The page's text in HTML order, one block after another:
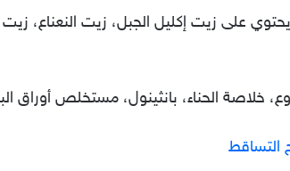
على زيت إكليل الجبل، زيت النعناع،
خلاصة الحناء، بانثينول، مستخلص
التساقط